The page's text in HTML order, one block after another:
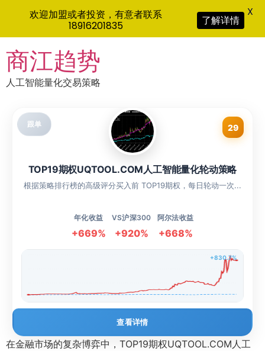
to
content
商江趋势
人工智能量化交易策略
跟单 29
TOP19期权UQTOOL.COM人工智能量化轮动策略
根据策略排行榜的高级评分买入前 TOP19期权，每日轮动一次...
年化收益
+669%
VS沪深300
+920%
阿尔法收益
+668%
+830.7%
查看详情
在金融市场的复杂博弈中，TOP19期权UQTOOL.COM人工
欢迎加盟或者投资，有意者联系
18916201835
了解详情
X